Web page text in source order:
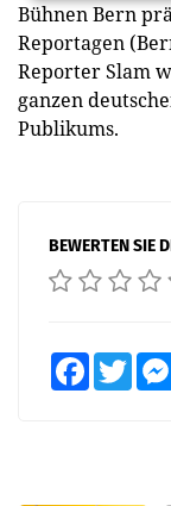
Bühnen Bern
Reportagen
Reporter Slam
ganzen
Publikums.
BEWERTEN SIE
FacebookTwitter